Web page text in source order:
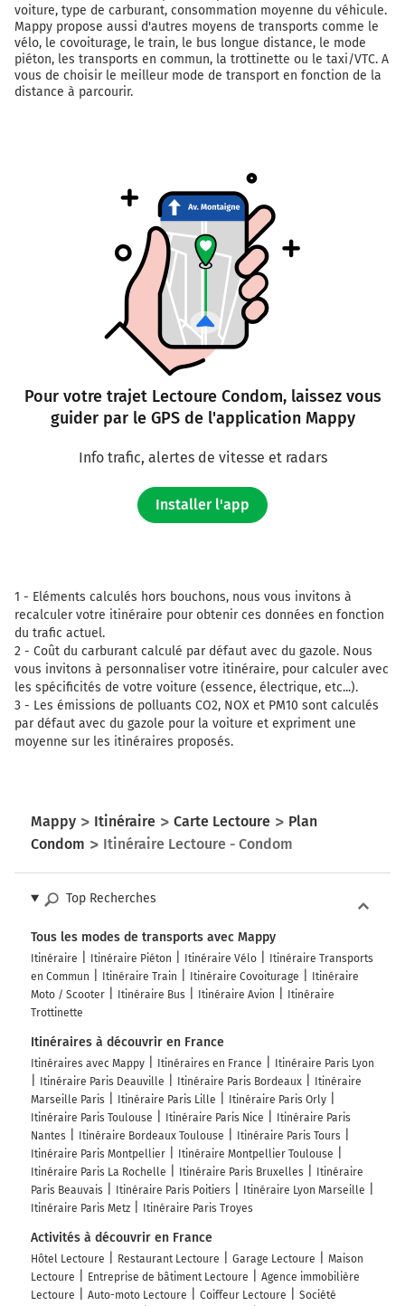
voiture, type de carburant, consommation moyenne du véhicule.
Mappy propose aussi d'autres moyens de transports comme le
vélo, le covoiturage, le train, le bus longue distance, le mode
piéton, les transports en commun, la trottinette ou le taxi/VTC. A
vous de choisir le meilleur mode de transport en fonction de la
distance à parcourir.
Pour votre trajet Lectoure Condom, laissez vous
guider par le GPS de l'application Mappy
Info trafic, alertes de vitesse et radars
Installer l'app
1 - Eléments calculés hors bouchons, nous vous invitons à
recalculer votre itinéraire pour obtenir ces données en fonction
du trafic actuel.
2 - Coût du carburant calculé par défaut avec du gazole. Nous
vous invitons à personnaliser votre itinéraire, pour calculer avec
les spécificités de votre voiture (essence, électrique, etc...).
3 - Les émissions de polluants CO2, NOX et PM10 sont calculés
par défaut avec du gazole pour la voiture et expriment une
moyenne sur les itinéraires proposés.
Mappy Itinéraire Carte Lectoure
Plan
Condom
Itinéraire Lectoure - Condom
Top Recherches
Tous les modes de transports avec Mappy
Itinéraire Itinéraire Piéton Itinéraire Vélo
Itinéraire Transports
en Commun
Itinéraire Train Itinéraire Covoiturage
Itinéraire
Moto / Scooter
Itinéraire Bus Itinéraire Avion
Itinéraire
Trottinette
Itinéraires à découvrir en France
Itinéraires avec Mappy Itinéraires en France
Itinéraire Paris Lyon
Itinéraire Paris Deauville
Itinéraire Paris Bordeaux
Itinéraire
Marseille Paris
Itinéraire Paris Lille
Itinéraire Paris Orly
Itinéraire Paris Toulouse
Itinéraire Paris Nice
Itinéraire Paris
Nantes
Itinéraire Bordeaux Toulouse
Itinéraire Paris Tours
Itinéraire Paris Montpellier
Itinéraire Montpellier Toulouse
Itinéraire Paris La Rochelle
Itinéraire Paris Bruxelles
Itinéraire
Paris Beauvais
Itinéraire Paris Poitiers
Itinéraire Lyon Marseille
Itinéraire Paris Metz
Itinéraire Paris Troyes
Activités à découvrir en France
Hôtel Lectoure Restaurant Lectoure Garage Lectoure
Maison
Lectoure
Entreprise de bâtiment Lectoure
Agence immobilière
Lectoure
Auto-moto Lectoure Coiffeur Lectoure
Société